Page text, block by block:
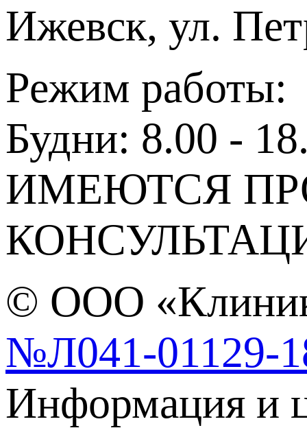
Ижевск, ул.
Режим работы:
Будни: 8.00 -
ИМЕЮТСЯ
© ООО
№Л041-01129-
Информация и